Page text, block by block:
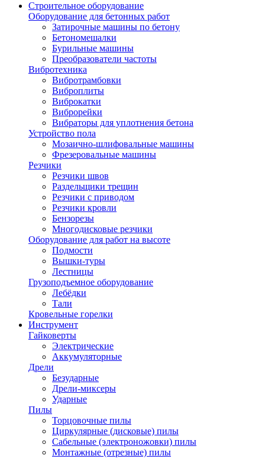
Строительное оборудование
Оборудование для бетонных работ
Затирочные машины по бетону
Бетономешалки
Бурильные машины
Преобразователи частоты
Вибротехника
Вибротрамбовки
Виброплиты
Виброкатки
Виброрейки
Вибраторы для уплотнения бетона
Устройство пола
Мозаично-шлифовальные машины
Фрезеровальные машины
Резчики
Резчики швов
Раздельщики трещин
Резчики с приводом
Резчики кровли
Бензорезы
Многодисковые резчики
Оборудование для работ на высоте
Подмости
Вышки-туры
Лестницы
Грузоподъемное оборудование
Лебёдки
Тали
Кровельные горелки
Инструмент
Гайковерты
Электрические
Аккумуляторные
Дрели
Безударные
Дрели-миксеры
Ударные
Пилы
Торцовочные пилы
Циркулярные (дисковые) пилы
Сабельные (электроножовки) пилы
Монтажные (отрезные) пилы